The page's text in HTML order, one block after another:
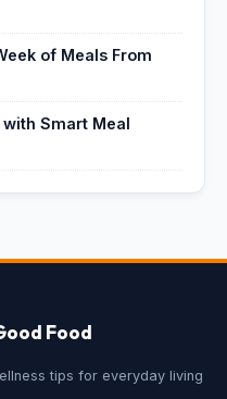
of Meals From
with Smart Meal
Food
tips for everyday living